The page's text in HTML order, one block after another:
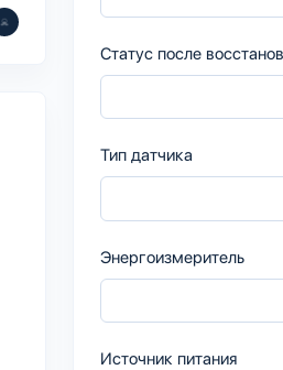
Статус после
Тип датчика
Энергоизмеритель
Источник питания